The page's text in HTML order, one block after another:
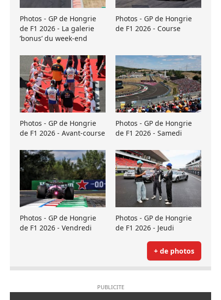
Photos - GP de Hongrie
de F1 2026 - La galerie
’bonus’ du week-end
Photos - GP de Hongrie
de F1 2026 - Course
Photos - GP de Hongrie
de F1 2026 - Avant-course
Photos - GP de Hongrie
de F1 2026 - Samedi
Photos - GP de Hongrie
de F1 2026 - Vendredi
Photos - GP de Hongrie
de F1 2026 - Jeudi
+ de photos